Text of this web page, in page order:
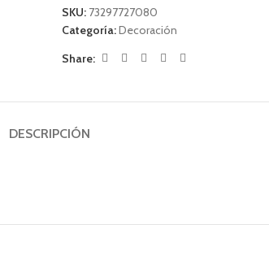
SKU: 73297727080
Categoría:Decoración
Share:
DESCRIPCIÓN